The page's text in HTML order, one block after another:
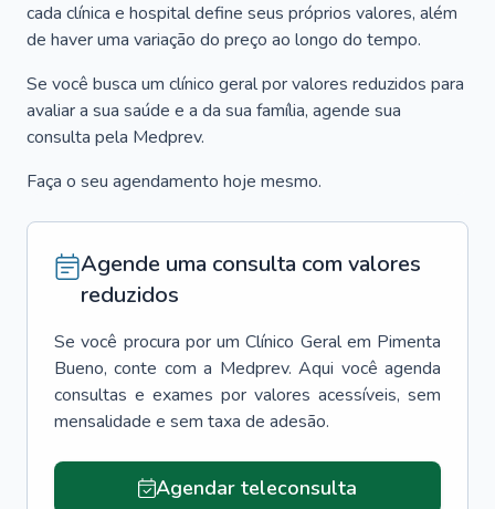
cada clínica e hospital define seus próprios valores, além
de haver uma variação do preço ao longo do tempo.
Se você busca um clínico geral por valores reduzidos para
avaliar a sua saúde e a da sua família, agende sua
consulta pela Medprev.
Faça o seu agendamento hoje mesmo.
Agende uma consulta com valores
reduzidos
Se você procura por um Clínico Geral em Pimenta
Bueno, conte com a Medprev. Aqui você agenda
consultas e exames por valores acessíveis, sem
mensalidade e sem taxa de adesão.
Agendar teleconsulta